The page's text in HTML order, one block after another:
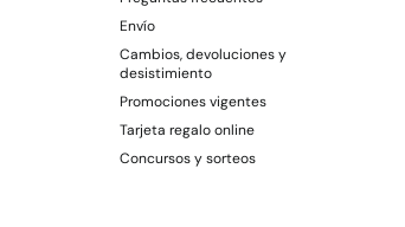
Envío
Cambios, devoluciones y
desistimiento
Promociones vigentes
Tarjeta regalo online
Concursos y sorteos